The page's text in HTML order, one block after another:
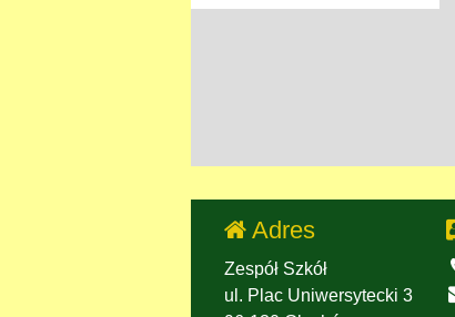
Adres
Zespół Szkół
ul. Plac Uniwersytecki 3